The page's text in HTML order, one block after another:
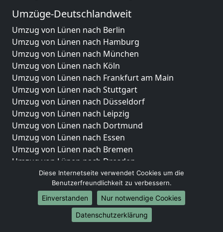
Umzüge-Deutschlandweit
Umzug von Lünen nach Berlin
Umzug von Lünen nach Hamburg
Umzug von Lünen nach München
Umzug von Lünen nach Köln
Umzug von Lünen nach Frankfurt am Main
Umzug von Lünen nach Stuttgart
Umzug von Lünen nach Düsseldorf
Umzug von Lünen nach Leipzig
Umzug von Lünen nach Dortmund
Umzug von Lünen nach Essen
Umzug von Lünen nach Bremen
Umzug von Lünen nach Dresden
Umzug von Lünen nach Hannover
Umzug von Lünen nach Nürnberg
Umzug von Lünen nach Duisburg
Umzug von Lünen nach Bochum
Umzug von Lünen nach Wuppertal
Diese Internetseite verwendet Cookies um die
Benutzerfreundlichkeit zu verbessern.
Einverstanden
Nur notwendige Cookies
Datenschutzerklärung